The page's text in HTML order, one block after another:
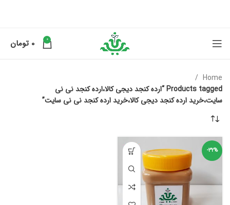
0
0 تومان
Home
Products tagged “ارده کنجد دیجی کالا،ارده کنجد نی نی
سایت،خرید ارده کنجد دیجی کالا،خرید ارده کنجد نی نی سایت”
-32%